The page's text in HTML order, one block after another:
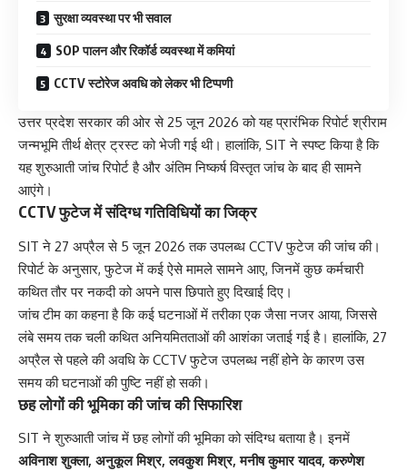
सुरक्षा व्यवस्था पर भी सवाल
SOP पालन और रिकॉर्ड व्यवस्था में कमियां
CCTV स्टोरेज अवधि को लेकर भी टिप्पणी
उत्तर प्रदेश सरकार की ओर से 25 जून 2026 को यह प्रारंभिक रिपोर्ट श्रीराम
जन्मभूमि तीर्थ क्षेत्र ट्रस्ट को भेजी गई थी। हालांकि, SIT ने स्पष्ट किया है कि
यह शुरुआती जांच रिपोर्ट है और अंतिम निष्कर्ष विस्तृत जांच के बाद ही सामने
आएंगे।
CCTV फुटेज में संदिग्ध गतिविधियों का जिक्र
SIT ने 27 अप्रैल से 5 जून 2026 तक उपलब्ध CCTV फुटेज की जांच की।
रिपोर्ट के अनुसार, फुटेज में कई ऐसे मामले सामने आए, जिनमें कुछ कर्मचारी
कथित तौर पर नकदी को अपने पास छिपाते हुए दिखाई दिए।
जांच टीम का कहना है कि कई घटनाओं में तरीका एक जैसा नजर आया, जिससे
लंबे समय तक चली कथित अनियमितताओं की आशंका जताई गई है। हालांकि, 27
अप्रैल से पहले की अवधि के CCTV फुटेज उपलब्ध नहीं होने के कारण उस
समय की घटनाओं की पुष्टि नहीं हो सकी।
छह लोगों की भूमिका की जांच की सिफारिश
SIT ने शुरुआती जांच में छह लोगों की भूमिका को संदिग्ध बताया है। इनमें
अविनाश शुक्ला, अनुकूल मिश्र, लवकुश मिश्र, मनीष कुमार यादव, करुणेश